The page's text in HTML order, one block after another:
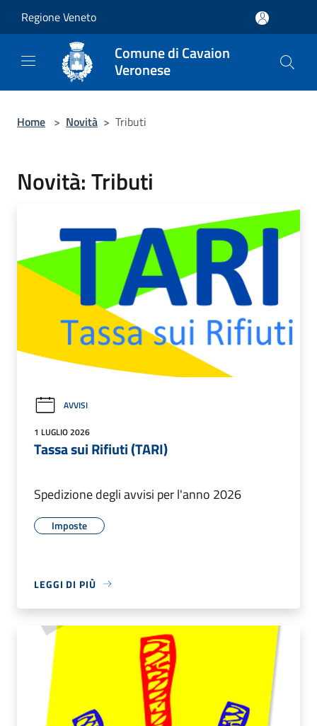
Regione Veneto
Comune di Cavaion
Veronese
Home > Novità > Tributi
Novità: Tributi
AVVISI
1 LUGLIO 2026
Tassa sui Rifiuti (TARI)
Spedizione degli avvisi per l'anno 2026
Imposte
LEGGI DI PIÙ